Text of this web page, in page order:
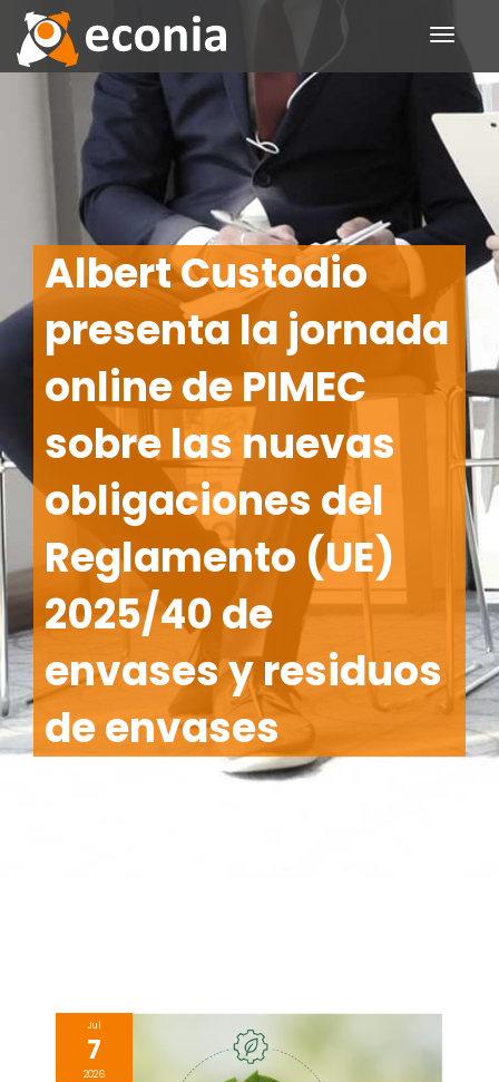
Toggle
Albert Custodio
presenta la jornada
online de PIMEC
sobre las nuevas
obligaciones del
Reglamento (UE)
2025/40 de
envases y residuos
de envases
Jul
7
2026